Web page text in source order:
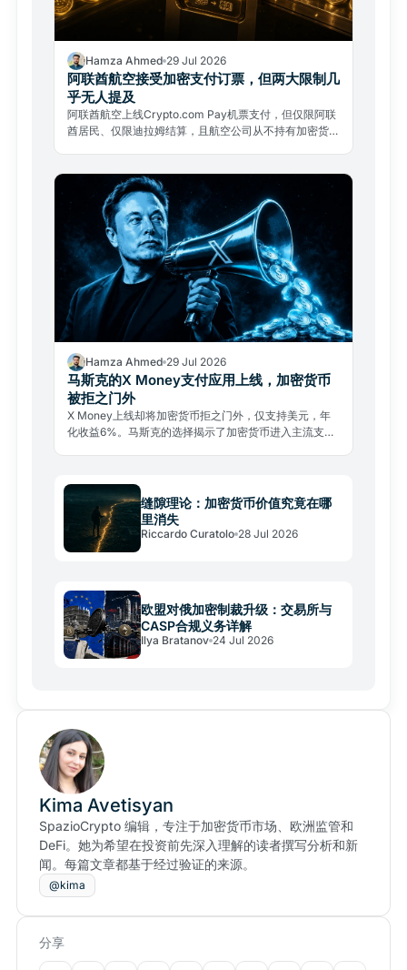
Hamza Ahmed 29 Jul 2026
阿联酋航空接受加密支付订票，但两大限制几
乎无人提及
阿联酋航空上线Crypto.com Pay机票支付，但仅限阿联
酋居民、仅限迪拉姆结算，且航空公司从不持有加密货
Hamza Ahmed 29 Jul 2026
马斯克的X Money支付应用上线，加密货币
被拒之门外
X Money上线却将加密货币拒之门外，仅支持美元，年
化收益6%。马斯克的选择揭示了加密货币进入主流支付
缝隙理论：加密货币价值究竟在哪
里消失
Riccardo Curatolo 28 Jul 2026
欧盟对俄加密制裁升级：交易所与
CASP合规义务详解
Ilya Bratanov 24 Jul 2026
Kima Avetisyan
SpazioCrypto 编辑，专注于加密货币市场、欧洲监管和
DeFi。她为希望在投资前先深入理解的读者撰写分析和新
闻。每篇文章都基于经过验证的来源。
@kima
分享